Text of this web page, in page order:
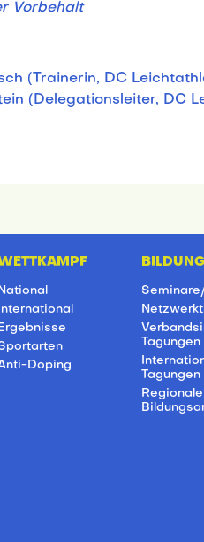
Vorbehalt
(Trainerin, DC
(Delegationsleiter, DC
Ergebnisse
Doping
BILDUNG
Tagungen
Tagungen
Regionale